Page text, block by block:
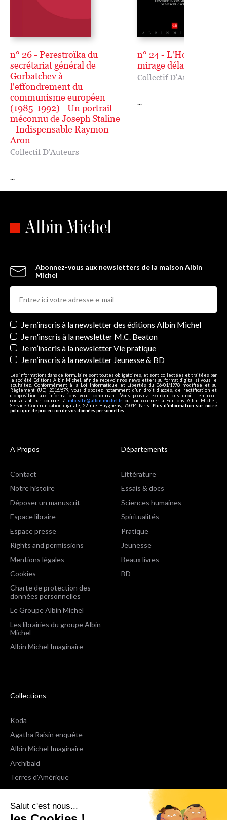
Salut c'est nous...
n° 26 - Perestroïka du
secrétariat général de
Gorbatchev à
l'effondrement du
communisme européen
(1985-1992) - Un portrait
méconnu de Joseph Staline
- Indispensable Raymon
Aron
Collectif D'Auteurs
...
n° 24 - L'Homme
mirage délaissé
Collectif D'Auteurs
...
Abonnez-vous aux newsletters de la maison Albin
Michel
Newsletters
Je m’inscris à la newsletter des éditions Albin Michel
Je m'inscris à la newsletter M.C. Beaton
Je m’inscris à la newsletter Vie pratique
Je m’inscris à la newsletter Jeunesse & BD
Les informations dans ce formulaire sont toutes obligatoires, et sont collectées et traitées par
la société Editions Albin Michel, afin de recevoir nos newsletters au format digital si vous le
souhaitez. Conformément à la Loi Informatique et Libertés du 06/01/1978 modifiée et au
Règlement (UE) 2016/679, vous disposez notamment d'un droit d'accès, de rectification et
d’opposition aux informations vous concernant. Vous pouvez exercer ces droits en nous
contactant par courriel à info-site@albin-michel.fr ou par courrier à Editions Albin Michel,
Service Communication digitale, 22 rue Huyghens, 75014 Paris. Plus d’information sur notre
politique de protection de vos données personnelles.
A Propos
Contact
Notre histoire
Déposer un manuscrit
Espace libraire
Espace presse
Rights and permissions
Mentions légales
Cookies
Charte de protection des
données personnelles
Le Groupe Albin Michel
Les librairies du groupe Albin
Michel
Albin Michel Imaginaire
Départements
Littérature
Essais & docs
Sciences humaines
Spiritualités
Pratique
Jeunesse
Beaux livres
BD
Collections
Koda
Agatha Raisin enquête
Albin Michel Imaginaire
Archibald
Terres d'Amérique
Espaces Libres Poche
NOX